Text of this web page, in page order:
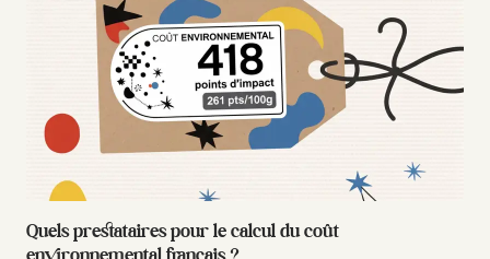
Quels prestataires pour le calcul du coût